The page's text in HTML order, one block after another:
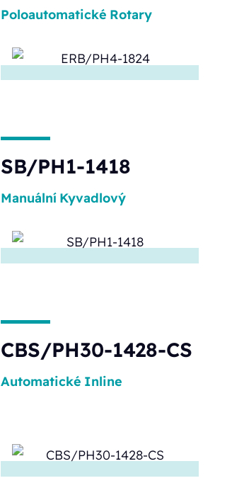
Poloautomatické Rotary
SB/PH1-1418
Manuální Kyvadlový
CBS/PH30-1428-CS
Automatické Inline